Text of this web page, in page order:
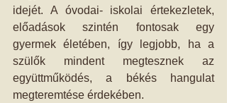
idejét. A óvodai- iskolai értekezletek,
előadások szintén fontosak egy
gyermek életében, így legjobb, ha a
szülők mindent megtesznek az
együttműködés, a békés hangulat
megteremtése érdekében.